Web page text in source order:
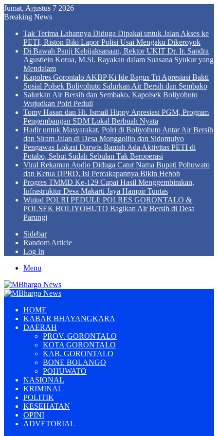
Jumat, Agustus 7 2026
Breaking News
Tak Terima Lahannya Diduga Dipakai untuk Jalan Akses ke
PETI, Riston Biki Lapor Polisi Usai Mengaku Dikeroyok
Di Bawah Panji Kebijaksanaan, Rektor UKIT Dr. Ir. Sandra
Agustiein Korua, M.Si. Rayakan dalam Suasana Syukur yang
Mendalam
Kapolres Gorontalo AKBP Ki Ide Bagus Tri Apresiasi Bakti
Sosial Polsek Boliyohuto Salurkan Air Bersih dan Sembako
Salurkan Air Bersih dan Sembako, Kapolsek Boliyohuto
Wujudkan Polri Peduli
Tomy Hasan dan Hi. Ismail Hippy Apresiasi PGM, Program
Pengembangan SDM Lokal Berbuah Nyata
Hadir untuk Masyarakat, Polri di Boliyohuto Antar Air Bersih
dan Siram Jalan di Desa Monggolito dan Sidomulyo
Pengawas Lokasi Darwis Bantah Ada Aktivitas PETI di
Potabo, Sebut Sudah Sebulan Tak Beroperasi
Viral Rekaman Audio Diduga Catut Nama Bupati Pohuwato
dan Ketua DPRD, Isi Percakapannya Bikin Heboh
Progres TMMD Ke-129 Capai Hasil Menggembirakan,
Infrastruktur Desa Makarti Jaya Hampir Tuntas
Wujud POLRI PEDULI: POLRES GORONTALO &
POLSEK BOLIYOHUTO Bagikan Air Bersih di Desa
Parungi
Sidebar
Random Article
Log In
Menu
HOME
KABAR BHAYANGKARA
DAERAH
PROV. GORONTALO
KOTA GORONTALO
KAB. GORONTALO
BONE BOLANGO
POHUWATO
NASIONAL
KRIMINAL
POLITIK
KESEHATAN
OPINI
ADVETORIAL